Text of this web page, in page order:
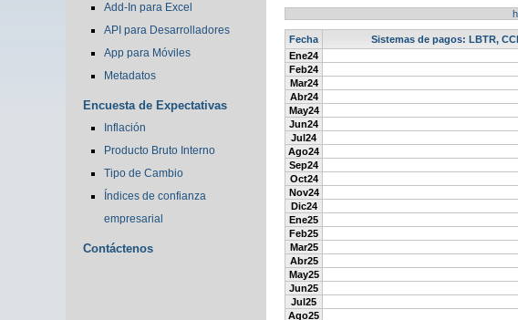
Add-In para Excel
API para Desarrolladores
App para Móviles
Metadatos
Encuesta de Expectativas
Inflación
Producto Bruto Interno
Tipo de Cambio
Índices de confianza
empresarial
Contáctenos
Fecha
Sistemas de pagos: LBTR,
Ene24
Feb24
Mar24
Abr24
May24
Jun24
Jul24
Ago24
Sep24
Oct24
Nov24
Dic24
Ene25
Feb25
Mar25
Abr25
May25
Jun25
Jul25
Ago25